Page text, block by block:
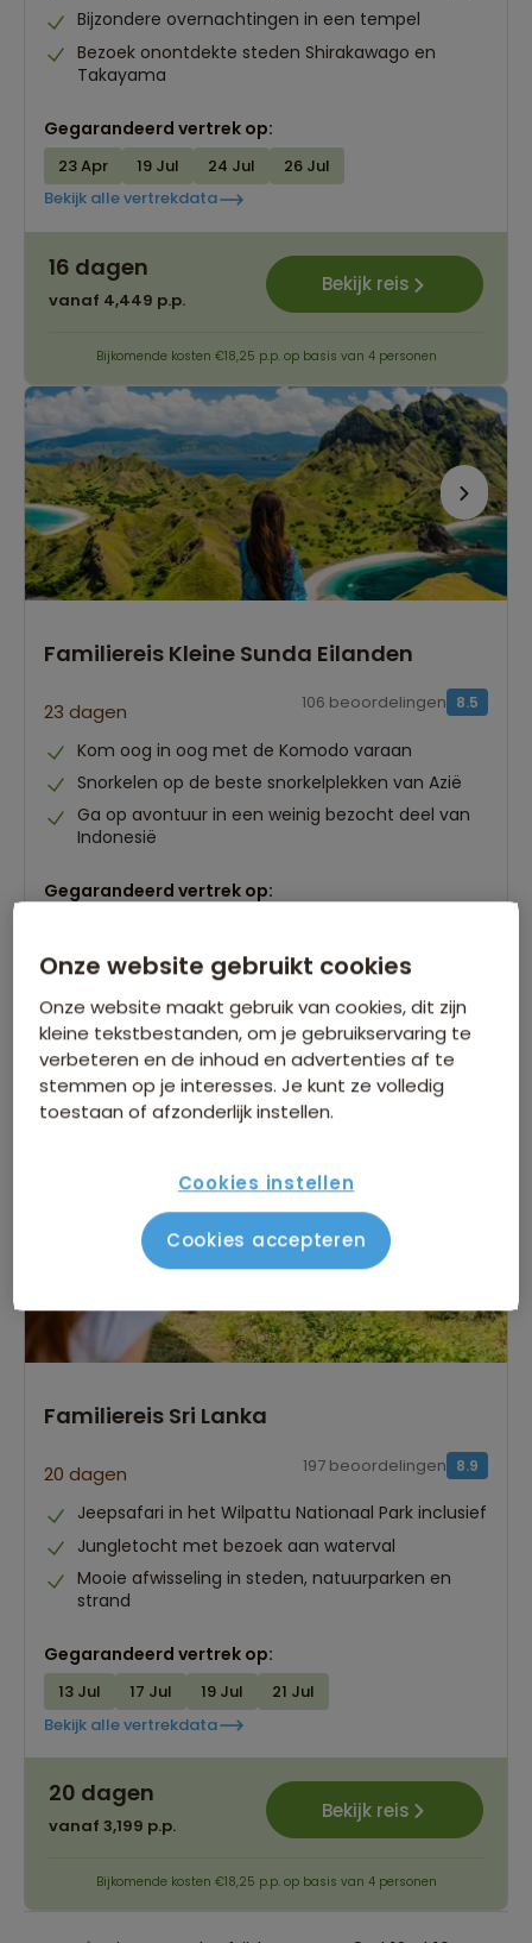
Bijzondere overnachtingen in een tempel
Bezoek onontdekte steden Shirakawago en
Takayama
Gegarandeerd vertrek op:
23 Apr 19 Jul 24 Jul
26 Jul
Bekijk alle vertrekdata
16 dagen
vanaf 4,449 p.p.
Bekijk reis
Bijkomende kosten €18,25 p.p. op basis van 4 personen
Familiereis Kleine Sunda Eilanden
23 dagen 8.5
106 beoordelingen
Kom oog in oog met de Komodo varaan
Snorkelen op de beste snorkelplekken van Azië
Ga op avontuur in een weinig bezocht deel van
Indonesië
Gegarandeerd vertrek op:
Bekijk alle vertrekdata
23 dagen
vanaf 3,899 p.p.
Bekijk reis
Bijkomende kosten €18,25 p.p. op basis van 4 personen
Familiereis Sri Lanka
20 dagen 8.9
197 beoordelingen
Jeepsafari in het Wilpattu Nationaal Park inclusief
Jungletocht met bezoek aan waterval
Mooie afwisseling in steden, natuurparken en
strand
Gegarandeerd vertrek op:
13 Jul 17 Jul 19 Jul
21 Jul
Bekijk alle vertrekdata
20 dagen
vanaf 3,199 p.p.
Bekijk reis
Bijkomende kosten €18,25 p.p. op basis van 4 personen
Reizen met leeftijdsgenoten 8+ | 12+ | 16+
Quality time met je gezin
Avontuur & ontspanning
Onze website gebruikt cookies
Onze website maakt gebruik van cookies, dit zijn
kleine tekstbestanden, om je gebruikservaring te
verbeteren en de inhoud en advertenties af te
stemmen op je interesses. Je kunt ze volledig
toestaan of afzonderlijk instellen.
Cookies instellen
Cookies accepteren